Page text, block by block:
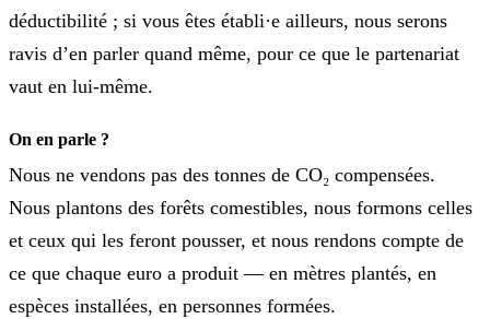
déductibilité ; si vous êtes établi·e ailleurs, nous serons
ravis d’en parler quand même, pour ce que le partenariat
vaut en lui-même.
On en parle ?
Nous ne vendons pas des tonnes de CO₂ compensées.
Nous plantons des forêts comestibles, nous formons celles
et ceux qui les feront pousser, et nous rendons compte de
ce que chaque euro a produit — en mètres plantés, en
espèces installées, en personnes formées.